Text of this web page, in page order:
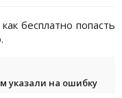
бесплатно попасть
указали на ошибку